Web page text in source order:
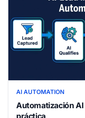
AI AUTOMATION
Automatización
práctica